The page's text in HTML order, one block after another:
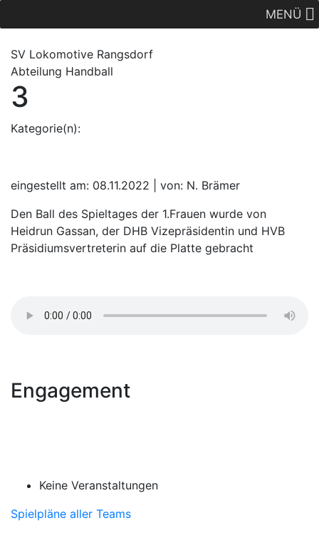
MENÜ
SV Lokomotive Rangsdorf
Abteilung Handball
3
Kategorie(n):
eingestellt am: 08.11.2022 | von: N. Brämer
Den Ball des Spieltages der 1.Frauen wurde von
Heidrun Gassan, der DHB Vizepräsidentin und HVB
Präsidiumsvertreterin auf die Platte gebracht
Engagement
Keine Veranstaltungen
Spielpläne aller Teams